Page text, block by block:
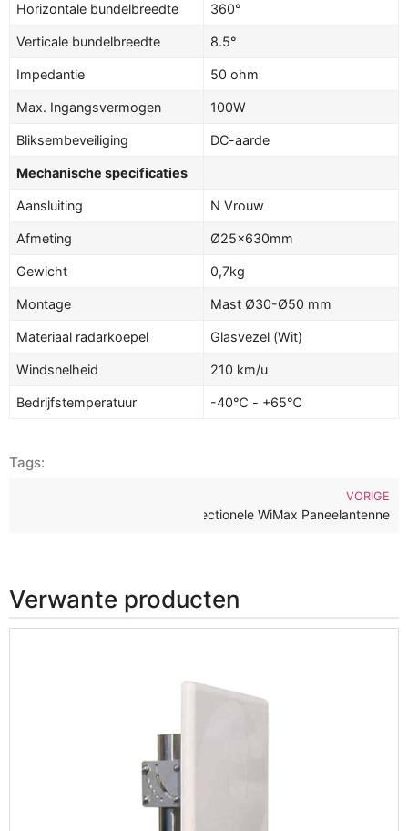
Horizontale bundelbreedte 360°
Verticale bundelbreedte 8.5°
Impedantie 50 ohm
Max. Ingangsvermogen 100W
Bliksembeveiliging DC-aarde
Mechanische specificaties
Aansluiting N Vrouw
Afmeting Ø25×630mm
Gewicht 0,7kg
Montage Mast Ø30-Ø50 mm
Materiaal radarkoepel Glasvezel (Wit)
Windsnelheid 210 km/u
Bedrijfstemperatuur -40℃ - +65℃
Tags:
VORIGE
18dBi Buiten Hoge Winst Directionele WiMax Paneelantenne
Verwante producten